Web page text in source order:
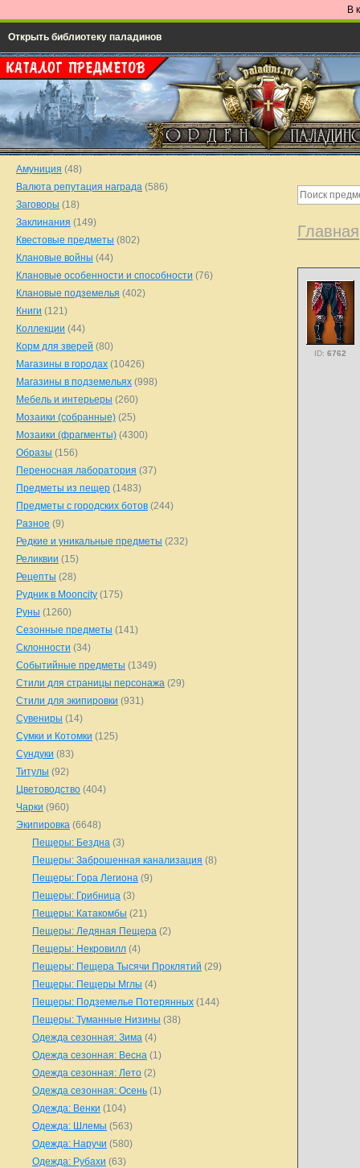
В
Открыть библиотеку паладинов
Главная
ID: 6762
Амуниция (48)
Валюта репутация награда (586)
Заговоры (18)
Заклинания (149)
Квестовые предметы (802)
Клановые войны (44)
Клановые особенности и способности (76)
Клановые подземелья (402)
Книги (121)
Коллекции (44)
Корм для зверей (80)
Магазины в городах (10426)
Магазины в подземельях (998)
Мебель и интерьеры (260)
Мозаики (собранные) (25)
Мозаики (фрагменты) (4300)
Образы (156)
Переносная лаборатория (37)
Предметы из пещер (1483)
Предметы с городских ботов (244)
Разное (9)
Редкие и уникальные предметы (232)
Реликвии (15)
Рецепты (28)
Рудник в Mooncity (175)
Руны (1260)
Сезонные предметы (141)
Склонности (34)
Событийные предметы (1349)
Стили для страницы персонажа (29)
Стили для экипировки (931)
Сувениры (14)
Сумки и Котомки (125)
Сундуки (83)
Титулы (92)
Цветоводство (404)
Чарки (960)
Экипировка (6648)
Пещеры: Бездна (3)
Пещеры: Заброшенная канализация (8)
Пещеры: Гора Легиона (9)
Пещеры: Грибница (3)
Пещеры: Катакомбы (21)
Пещеры: Ледяная Пещера (2)
Пещеры: Некровилл (4)
Пещеры: Пещера Тысячи Проклятий (29)
Пещеры: Пещеры Мглы (4)
Пещеры: Подземелье Потерянных (144)
Пещеры: Туманные Низины (38)
Одежда сезонная: Зима (4)
Одежда сезонная: Весна (1)
Одежда сезонная: Лето (2)
Одежда сезонная: Осень (1)
Одежда: Венки (104)
Одежда: Шлемы (563)
Одежда: Наручи (580)
Одежда: Рубахи (63)